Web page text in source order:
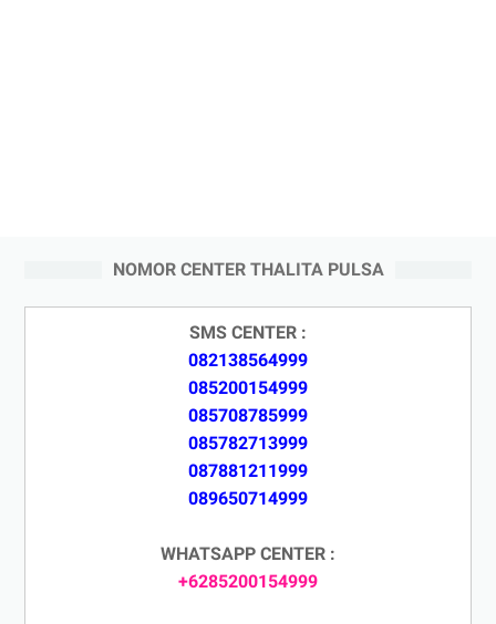
NOMOR CENTER THALITA PULSA
SMS CENTER :
082138564999
085200154999
085708785999
085782713999
087881211999
089650714999
WHATSAPP CENTER :
+6285200154999